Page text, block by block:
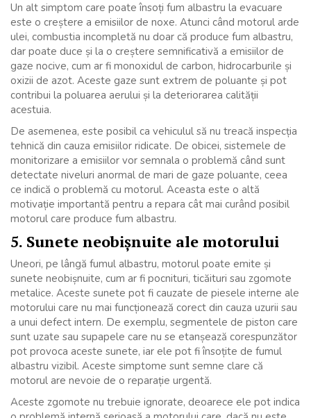
Un alt simptom care poate însoți fum albastru la evacuare
este o creștere a emisiilor de noxe. Atunci când motorul arde
ulei, combustia incompletă nu doar că produce fum albastru,
dar poate duce și la o creștere semnificativă a emisiilor de
gaze nocive, cum ar fi monoxidul de carbon, hidrocarburile și
oxizii de azot. Aceste gaze sunt extrem de poluante și pot
contribui la poluarea aerului și la deteriorarea calității
acestuia.
De asemenea, este posibil ca vehiculul să nu treacă inspecția
tehnică din cauza emisiilor ridicate. De obicei, sistemele de
monitorizare a emisiilor vor semnala o problemă când sunt
detectate niveluri anormal de mari de gaze poluante, ceea
ce indică o problemă cu motorul. Aceasta este o altă
motivație importantă pentru a repara cât mai curând posibil
motorul care produce fum albastru.
5. Sunete neobișnuite ale motorului
Uneori, pe lângă fumul albastru, motorul poate emite și
sunete neobișnuite, cum ar fi pocnituri, ticăituri sau zgomote
metalice. Aceste sunete pot fi cauzate de piesele interne ale
motorului care nu mai funcționează corect din cauza uzurii sau
a unui defect intern. De exemplu, segmentele de piston care
sunt uzate sau supapele care nu se etanșează corespunzător
pot provoca aceste sunete, iar ele pot fi însoțite de fumul
albastru vizibil. Aceste simptome sunt semne clare că
motorul are nevoie de o reparație urgentă.
Aceste zgomote nu trebuie ignorate, deoarece ele pot indica